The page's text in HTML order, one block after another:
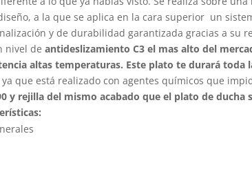
a la que se aplica en la cara superior un
y de durabilidad garantizada gracias a su
nivel deantideslizamiento C3 el mas alto del
altas temperaturas. Este plato te durará toda
ya que está realizado con agentes químicos que
y rejilla del mismo acabado que el plato de ducha
: